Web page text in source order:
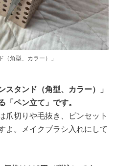
角型、カラー）」
スタンド（角型、カラー）」
「ペン立て」です。
爪切りや毛抜き、ピンセット
よ。メイクブラシ入れにして